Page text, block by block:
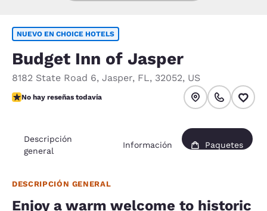
NUEVO EN CHOICE HOTELS
Budget Inn of Jasper
8182 State Road 6, Jasper, FL, 32052, US
No hay reseñas todavía
No hay reseñas todavía
Descripción
general
Información Paquetes
DESCRIPCIÓN GENERAL
Enjoy a warm welcome to historic